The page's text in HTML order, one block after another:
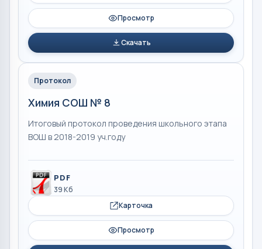
Просмотр
Скачать
Протокол
Химия СОШ № 8
Итоговый протокол проведения школьного этапа
ВОШ в 2018-2019 уч.году
PDF
39 Кб
Карточка
Просмотр